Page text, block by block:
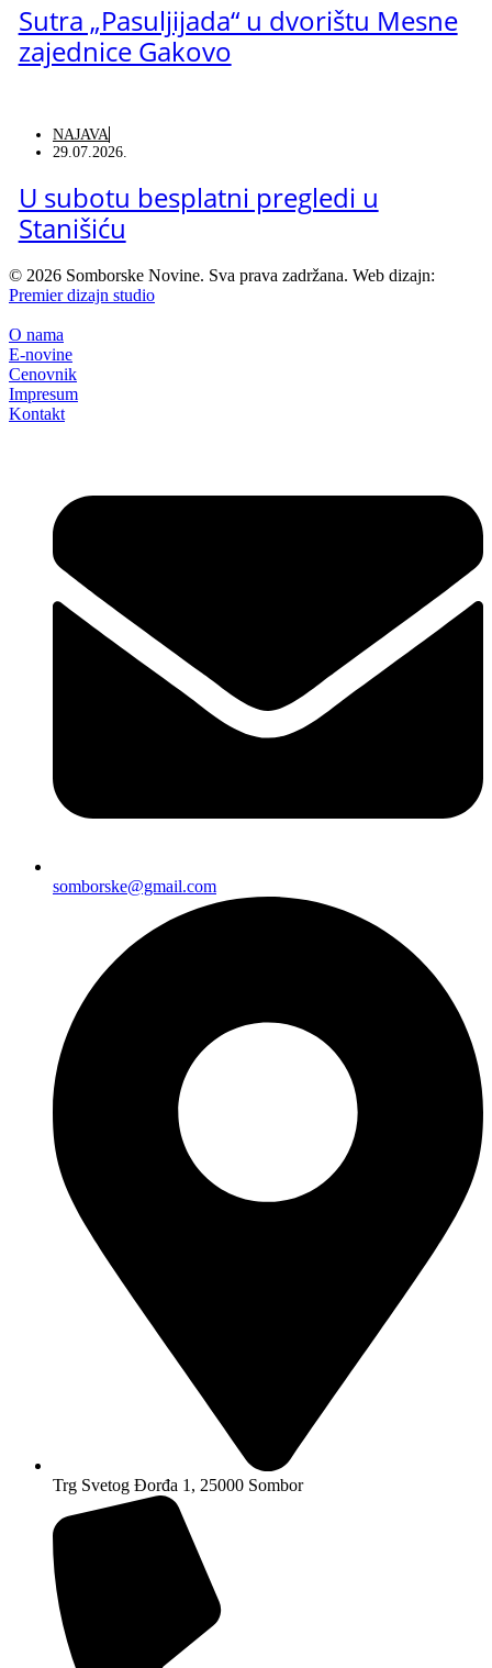
Sutra „Pasuljijada“ u dvorištu Mesne
zajednice Gakovo
NAJAVA
29.07.2026.
U subotu besplatni pregledi u
Stanišiću
© 2026 Somborske Novine. Sva prava zadržana. Web dizajn:
Premier dizajn studio
O nama
E-novine
Cenovnik
Impresum
Kontakt
somborske@gmail.com
Trg Svetog Đorđa 1, 25000 Sombor